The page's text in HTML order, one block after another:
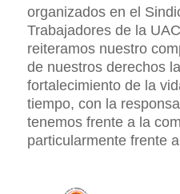
organizados en el
Trabajadores de la
reiteramos nuestro
de nuestros derechos
fortalecimiento de la
tiempo, con la
tenemos frente a la
particularmente frente